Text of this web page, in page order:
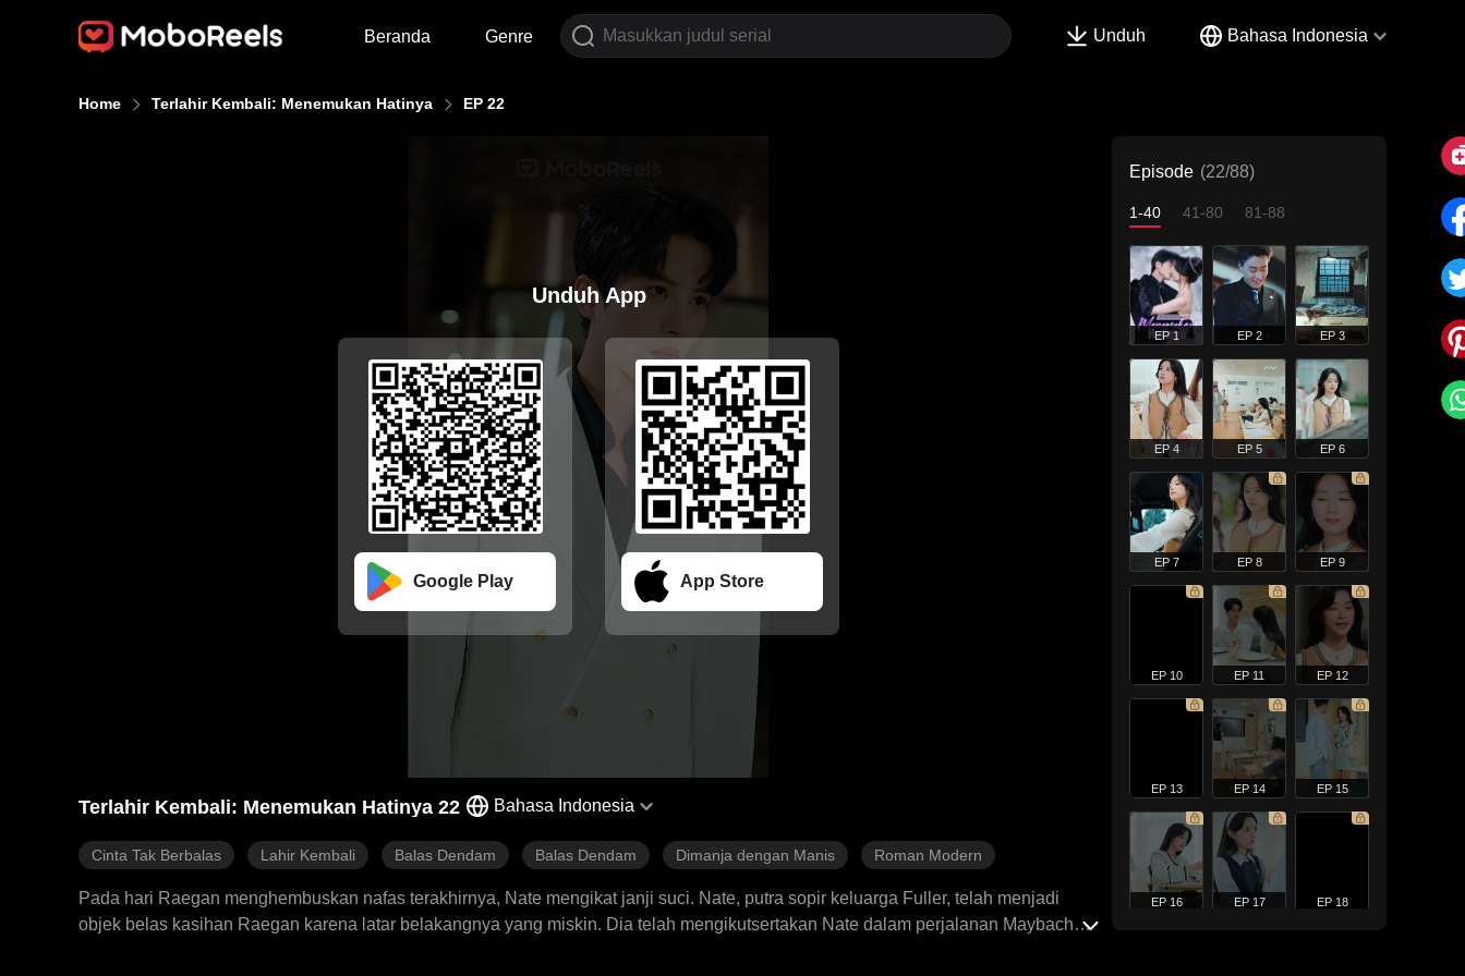
Beranda Genre Unduh Bahasa Indonesia
Home Terlahir Kembali: Menemukan Hatinya EP 22
Unduh App
Google Play App Store
Terlahir Kembali: Menemukan Hatinya 22 Bahasa Indonesia
Cinta Tak Berbalas Lahir Kembali Balas Dendam Balas Dendam Dimanja dengan Manis Roman Modern
Pada hari Raegan menghembuskan nafas terakhirnya, Nate mengikat janji suci. Nate, putra sopir keluarga Fuller, telah menjadi
objek belas kasihan Raegan karena latar belakangnya yang miskin. Dia telah mengikutsertakan Nate dalam perjalanan Maybach
Episode (22/88)
1-40 41-80 81-88
EP 1 EP 2 EP 3
EP 4 EP 5 EP 6
EP 7 EP 8 EP 9
EP 10 EP 11 EP 12
EP 13 EP 14 EP 15
EP 16 EP 17 EP 18